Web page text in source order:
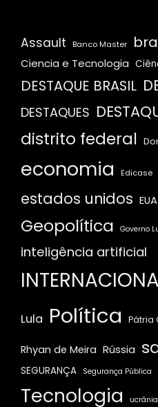
Assault Banco Master
Ciencia e Tecnologia
DESTAQUE BRASIL
DESTAQUES
distrito federal
economia Edicase
estados unidos EUA
Geopolítica Governo
inteligência artificial
Lula Política Pátria
Rhyan de Meira Rússia
SEGURANÇA Segurança Pública
Tecnologia ucrânia